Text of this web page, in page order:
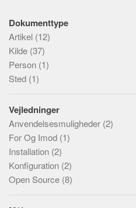
Funktioner
Ydelse
Brugervenlighed
Sikkerhed
Udbredelse
Dokumenttype
Artikel (12)
Kilde (37)
Person (1)
Sted (1)
Vejledninger
Anvendelsesmuligheder (2)
For Og Imod (1)
Installation (2)
Konfiguration (2)
Open Source (8)